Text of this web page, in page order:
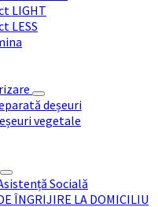
LIGHT
LESS
deșeuri
vegetale
Socială
ÎNGRIJIRE LA DOMICILIU